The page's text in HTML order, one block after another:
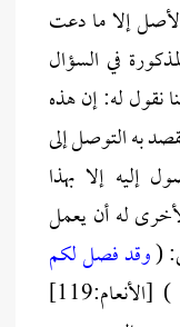
إلا ما دعت
في السؤال
نقول له: إن هذه
به التوصل إلى
إليه إلا بهذا
له أن يعمل
(وقد فصل لكم
) [الأنعام:119]